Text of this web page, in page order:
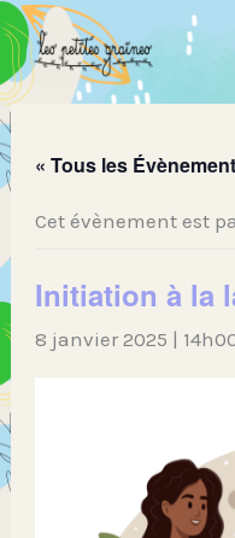
Aller
au
contenu
« Tous les
Cet évènement est
Initiation à la
8 janvier 2025 |